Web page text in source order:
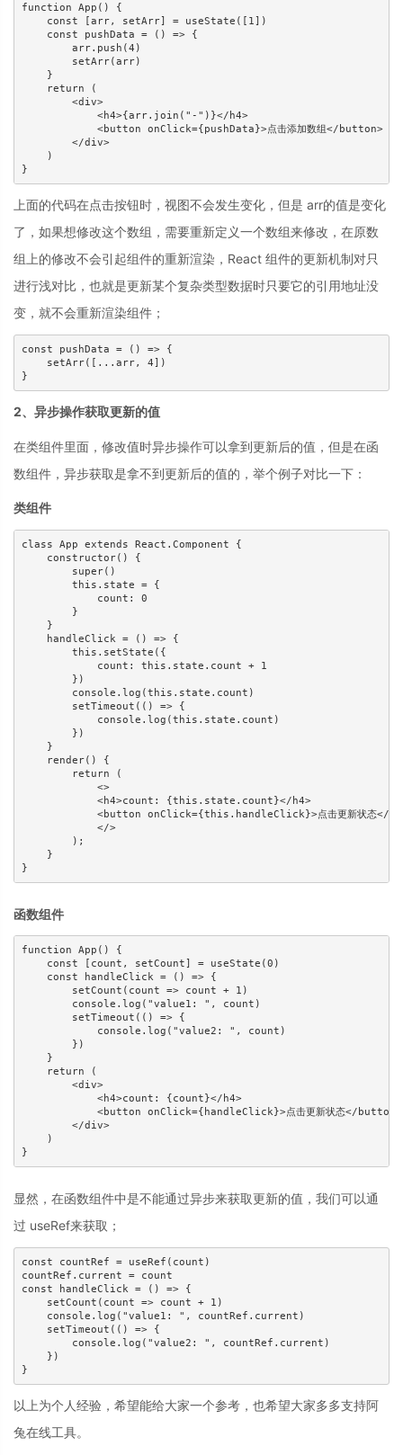
function App() {
    const [arr, setArr] = useState([1])
    const pushData = () => {
        arr.push(4)
        setArr(arr)
    }
    return (
        <div>
            <h4>{arr.join("-")}</h4>
            <button onClick={pushData}>点击添加数组</button>
        </div>
    )
上面的代码在点击按钮时，视图不会发生变化，但是 arr的值是变化
了，如果想修改这个数组，需要重新定义一个数组来修改，在原数
组上的修改不会引起组件的重新渲染，React 组件的更新机制对只
进行浅对比，也就是更新某个复杂类型数据时只要它的引用地址没
变，就不会重新渲染组件；
const pushData = () => {
    setArr([...arr, 4])
2、异步操作获取更新的值
在类组件里面，修改值时异步操作可以拿到更新后的值，但是在函
数组件，异步获取是拿不到更新后的值的，举个例子对比一下：
类组件
class App extends React.Component {
    constructor() {
        super()
        this.state = {
            count: 0
        }
    }
    handleClick = () => {
        this.setState({
            count: this.state.count + 1
        })
        console.log(this.state.count)
        setTimeout(() => {
            console.log(this.state.count)
        })
    }
    render() {
        return (
            <>
            <h4>count: {this.state.count}</h4>
<button onClick={this.handleClick}>点击更新状态</
            </>
        );
    }
函数组件
function App() {
    const [count, setCount] = useState(0)
    const handleClick = () => {
        setCount(count => count + 1)
        console.log("value1: ", count)
        setTimeout(() => {
            console.log("value2: ", count)
        })
    }
    return (
        <div>
            <h4>count: {count}</h4>
            <button onClick={handleClick}>点击更新状态</button>
        </div>
    )
显然，在函数组件中是不能通过异步来获取更新的值，我们可以通
过 useRef来获取；
const countRef = useRef(count)
countRef.current = count
const handleClick = () => {
    setCount(count => count + 1)
    console.log("value1: ", countRef.current)
    setTimeout(() => {
        console.log("value2: ", countRef.current)
    })
以上为个人经验，希望能给大家一个参考，也希望大家多多支持阿
兔在线工具。